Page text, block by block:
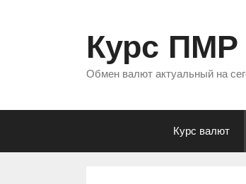
Курс ПМР
Обмен валют актуальный на
Курс валют